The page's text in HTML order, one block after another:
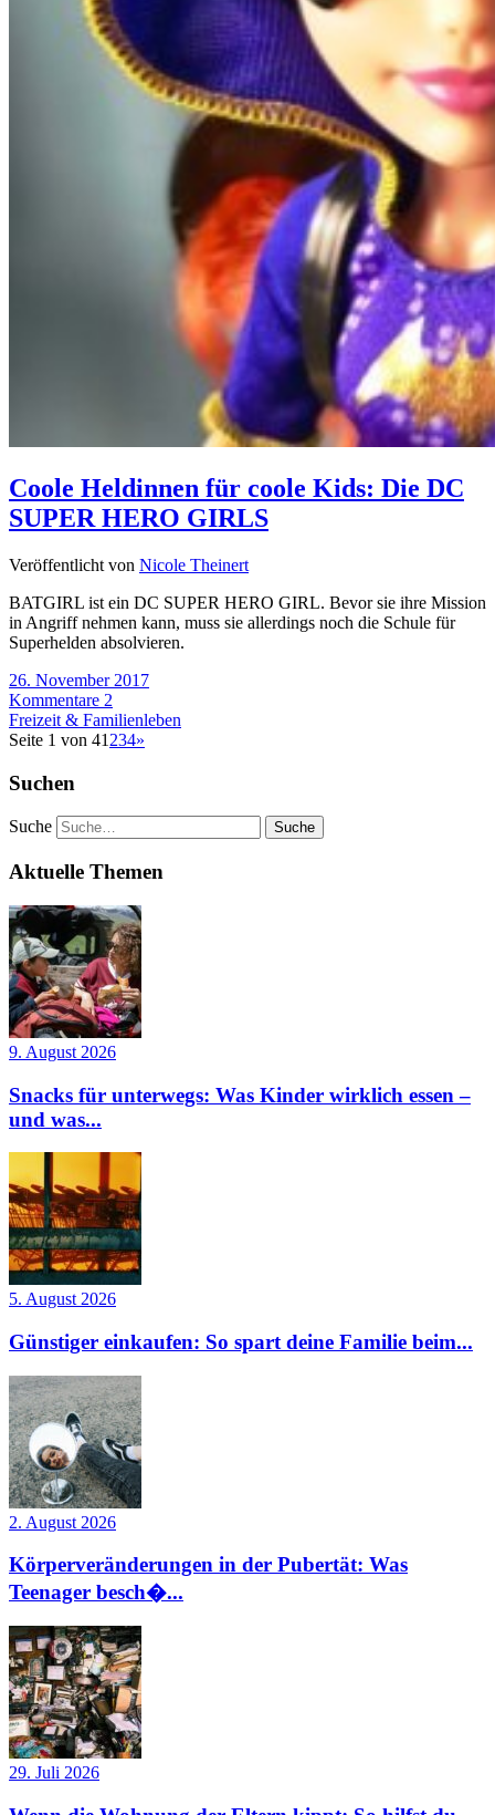
Coole Heldinnen für coole Kids: Die DC
SUPER HERO GIRLS
Veröffentlicht von Nicole Theinert
BATGIRL ist ein DC SUPER HERO GIRL. Bevor sie ihre Mission
in Angriff nehmen kann, muss sie allerdings noch die Schule für
Superhelden absolvieren.
26. November 2017
Kommentare 2
Freizeit & Familienleben
Seite 1 von 41 234»
Suchen
Suche
Aktuelle Themen
9. August 2026
Snacks für unterwegs: Was Kinder wirklich essen –
und was...
5. August 2026
Günstiger einkaufen: So spart deine Familie beim...
2. August 2026
Körperveränderungen in der Pubertät: Was
Teenager besch�...
29. Juli 2026